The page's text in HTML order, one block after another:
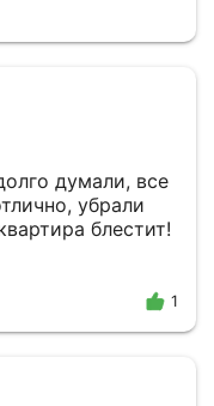
думали, все
убрали
блестит!
1